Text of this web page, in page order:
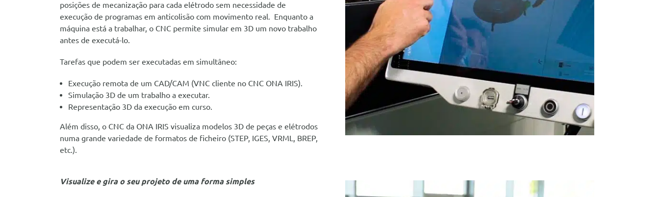
posições de mecanização para cada elétrodo sem necessidade de
execução de programas em anticolisão com movimento real. Enquanto a
máquina está a trabalhar, o CNC permite simular em 3D um novo trabalho
antes de executá-lo.
Tarefas que podem ser executadas em simultâneo:
Execução remota de um CAD/CAM (VNC cliente no CNC ONA IRIS).
Simulação 3D de um trabalho a executar.
Representação 3D da execução em curso.
Além disso, o CNC da ONA IRIS visualiza modelos 3D de peças e elétrodos
numa grande variedade de formatos de ficheiro (STEP, IGES, VRML, BREP,
etc.).
Visualize e gira o seu projeto de uma forma simples